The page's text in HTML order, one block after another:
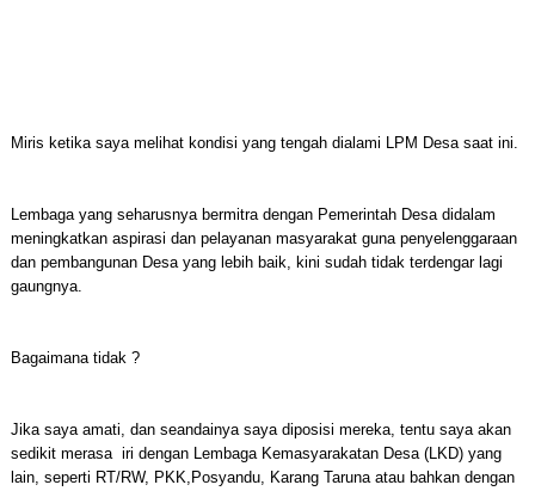
Miris ketika saya melihat kondisi yang tengah dialami LPM Desa saat ini.
Lembaga yang seharusnya bermitra dengan Pemerintah Desa didalam
meningkatkan aspirasi dan pelayanan masyarakat guna penyelenggaraan
dan pembangunan Desa yang lebih baik, kini sudah tidak terdengar lagi
gaungnya.
Bagaimana tidak ?
Jika saya amati, dan seandainya saya diposisi mereka, tentu saya akan
sedikit merasa iri dengan Lembaga Kemasyarakatan Desa (LKD) yang
lain, seperti RT/RW, PKK,Posyandu, Karang Taruna atau bahkan dengan